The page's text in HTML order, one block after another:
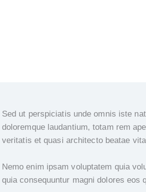
Sed ut perspiciatis unde omnis iste
doloremque laudantium, totam rem
veritatis et quasi architecto beatae
Nemo enim ipsam voluptatem quia
quia consequuntur magni dolores eos